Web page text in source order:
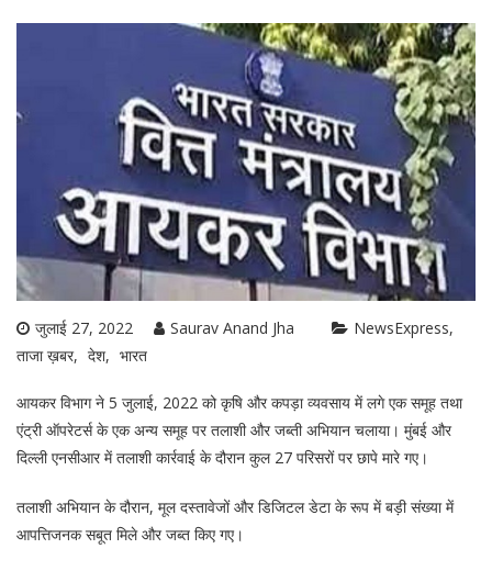
जुलाई 27, 2022 Saurav Anand Jha
NewsExpress
ताजा ख़बर
देश भारत
आयकर विभाग ने 5 जुलाई, 2022 को कृषि और कपड़ा व्यवसाय में लगे एक समूह तथा
एंट्री ऑपरेटर्स के एक अन्य समूह पर तलाशी और जब्ती अभियान चलाया। मुंबई और
दिल्ली एनसीआर में तलाशी कार्रवाई के दौरान कुल 27 परिसरों पर छापे मारे गए।
तलाशी अभियान के दौरान, मूल दस्तावेजों और डिजिटल डेटा के रूप में बड़ी संख्या में
आपत्तिजनक सबूत मिले और जब्त किए गए।